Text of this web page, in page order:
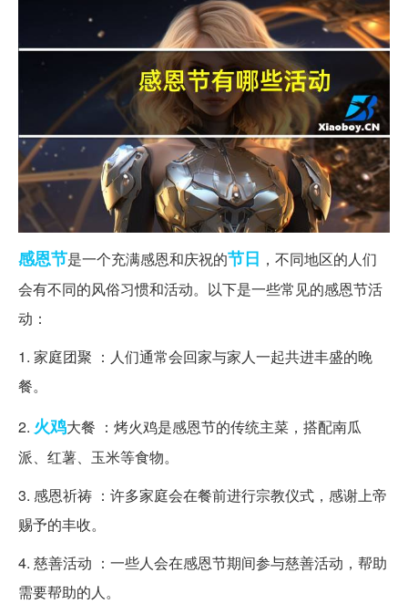
感恩节是一个充满感恩和庆祝的节日 ，不同地区的人们
会有不同的风俗习惯和活动。以下是一些常见的感恩节活
动：
1. 家庭团聚 ：人们通常会回家与家人一起共进丰盛的晚
餐。
2. 火鸡大餐 ：烤火鸡是感恩节的传统主菜，搭配南瓜
派、红薯、玉米等食物。
3. 感恩祈祷 ：许多家庭会在餐前进行宗教仪式，感谢上帝
赐予的丰收。
4. 慈善活动 ：一些人会在感恩节期间参与慈善活动，帮助
需要帮助的人。